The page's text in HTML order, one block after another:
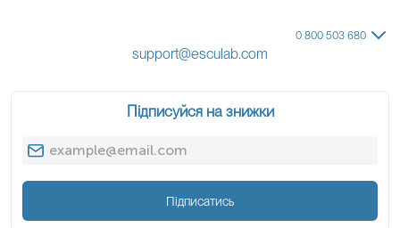
0 800 503 680
support@esculab.com
Підписуйся на знижки
Підписатись